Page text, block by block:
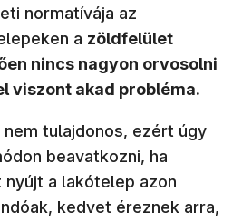
normatívája az
a zöldfelület
nincs nagyon orvosolni
viszont akad probléma.
nem tulajdonos, ezért úgy
beavatkozni, ha
a lakótelep azon
kedvet éreznek arra,